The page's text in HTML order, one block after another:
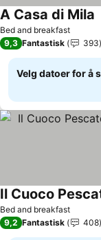
Bed and breakfast
A Casa di Mila
9,3 Fantastisk 393
Velg datoer for å
Bed and breakfast
9,2 Fantastisk 408